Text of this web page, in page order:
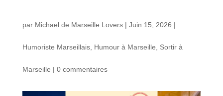
par Michael de Marseille Lovers| Juin 15, 2026 |
Humoriste Marseillais, Humour à Marseille Sortir à
Marseille | 0 commentaires